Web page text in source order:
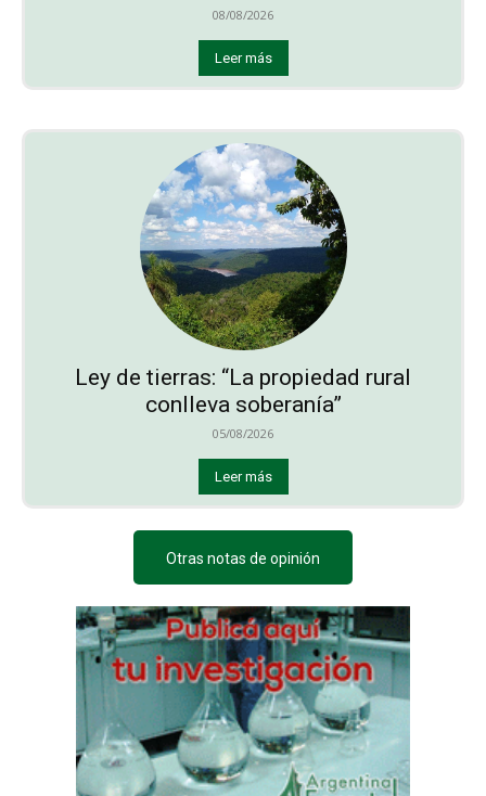
08/08/2026
Leer más
Ley de tierras: “La propiedad rural
conlleva soberanía”
05/08/2026
Leer más
Otras notas de opinión